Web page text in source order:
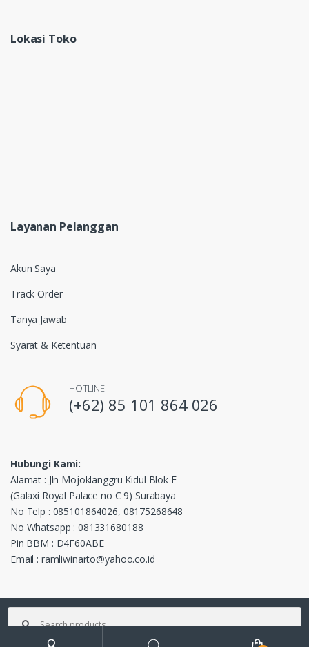
Lokasi Toko
Layanan Pelanggan
Akun Saya
Track Order
Tanya Jawab
Syarat & Ketentuan
HOTLINE
(+62) 85 101 864 026
Hubungi Kami:
Alamat : Jln Mojoklanggru Kidul Blok F
(Galaxi Royal Palace no C 9) Surabaya
No Telp : 085101864026, 08175268648
No Whatsapp : 081331680188
Pin BBM : D4F60ABE
Email : ramliwinarto@yahoo.co.id
©2016 forkfiftsparepart.com - All Rights Reserved
Pencarian
untuk: